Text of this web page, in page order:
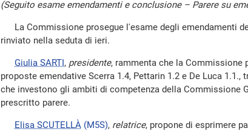
(Seguito esame emendamenti e conclusione – Parere su
La Commissione prosegue l'esame degli emendamenti
rinviato nella seduta di ieri.
Giulia SARTI, presidente, rammenta che la Commissione
proposte emendative Scerra 1.4, Pettarin 1.2 e De Luca
che investono gli ambiti di competenza della Commissione
prescritto parere.
Elisa SCUTELLÀ (M5S), relatrice, propone di esprimere